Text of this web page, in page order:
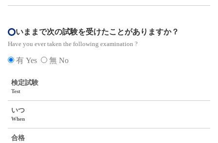
いままで次の試験を受けたことがありますか？
Have you ever taken the following examination ?
有 Yes 無 No
検定試験
Test
いつ
When
合格